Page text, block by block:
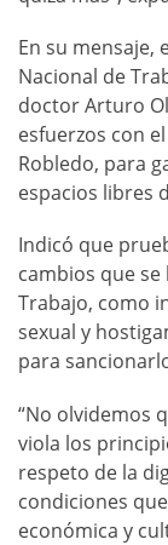
En su mensaje,
Nacional de
doctor Arturo
esfuerzos con
Robledo, para
espacios libres
Indicó que
cambios que
Trabajo, como
sexual y
para
“No olvidemos
viola los
respeto de la
condiciones
económica y